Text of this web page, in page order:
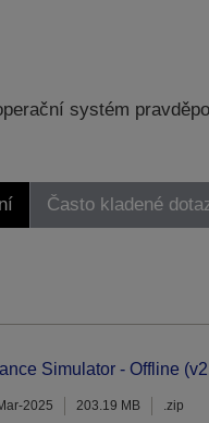
systém
Často kladené
Simulator - Offline
2025 203.19 MB .zip